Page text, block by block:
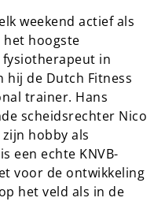
weekend actief als
hoogste
in
hij de Dutch Fitness
trainer. Hans
scheidsrechter Nico
hobby als
een echte KNVB-
voor de ontwikkeling
het veld als in de